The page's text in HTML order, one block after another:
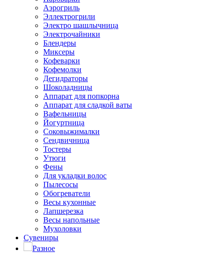
Аэрогриль
Эллектрогрили
Электро шашлычница
Электрочайники
Блендеры
Миксеры
Кофеварки
Кофемолки
Дегидраторы
Шоколадницы
Аппарат для попкорна
Аппарат для сладкой ваты
Вафельницы
Йогуртница
Соковыжималки
Сендвичница
Тостеры
Утюги
Фены
Для укладки волос
Пылесосы
Обогреватели
Весы кухонные
Лапшерезка
Весы напольные
Мухоловки
Сувениры
Разное